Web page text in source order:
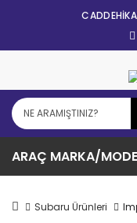
ARAÇ MARKA/
Subaru Ürünleri